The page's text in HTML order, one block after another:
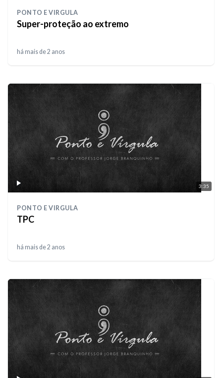
PONTO E VIRGULA
Super-proteção ao extremo
há mais de 2 anos
3:35
PONTO E VIRGULA
TPC
há mais de 2 anos